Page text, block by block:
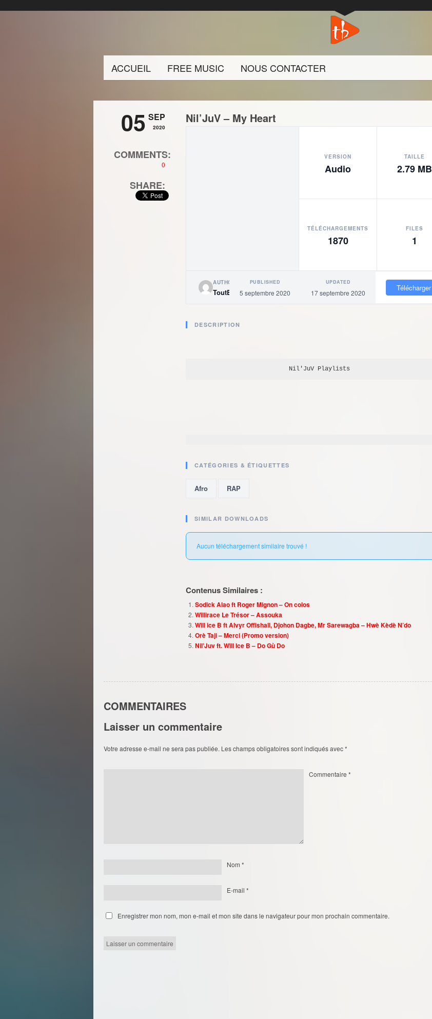
ACCUEIL FREE MUSIC NOUS CONTACTER
05 SEP
2020
COMMENTS:
0
SHARE:
Nil’JuV – My Heart
VERSION
Audio
TAILLE
2.79 MB
TÉLÉCHARGEMENTS
1870
FILES
1
AUTHOR
ToutBaigne
PUBLISHED
5 septembre 2020
UPDATED
17 septembre 2020
Télécharger
DESCRIPTION
Nil'JuV Playlists
CATÉGORIES & ÉTIQUETTES
Afro RAP
SIMILAR DOWNLOADS
Aucun téléchargement similaire trouvé !
Contenus Similaires :
Sodick Alao ft Roger Mignon – On colos
Willirace Le Trésor – Assouka
Will ice B ft Alvyr Offishall, Djohon Dagbe, Mr Sarewagba – Hwè Kèdè N’do
Orè Taji – Merci (Promo version)
Nil’Juv ft. Will Ice B – Do Gù Do
COMMENTAIRES
Laisser un commentaire
Votre adresse e-mail ne sera pas publiée. Les champs obligatoires sont indiqués avec*
Commentaire *
Nom *
E-mail *
Enregistrer mon nom, mon e-mail et mon site dans le navigateur pour mon prochain commentaire.